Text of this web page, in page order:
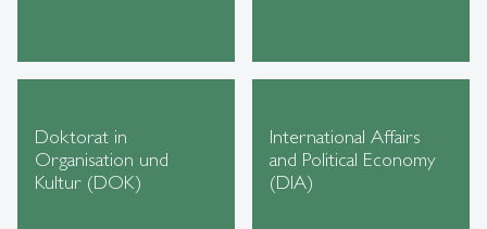
Doktorat in
Organisation und
Kultur (DOK)
International Affairs
and Political Economy
(DIA)